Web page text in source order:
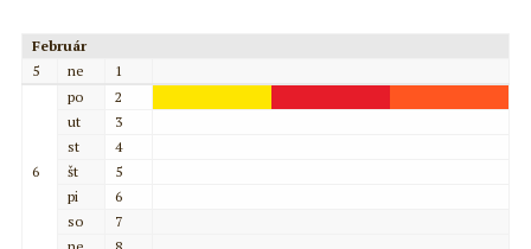
Február
5
ne 1
6
po
2
ut
3
st
4
št
5
pi
6
so
7